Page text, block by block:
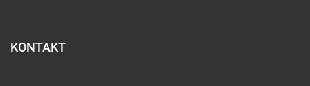
KONTAKT